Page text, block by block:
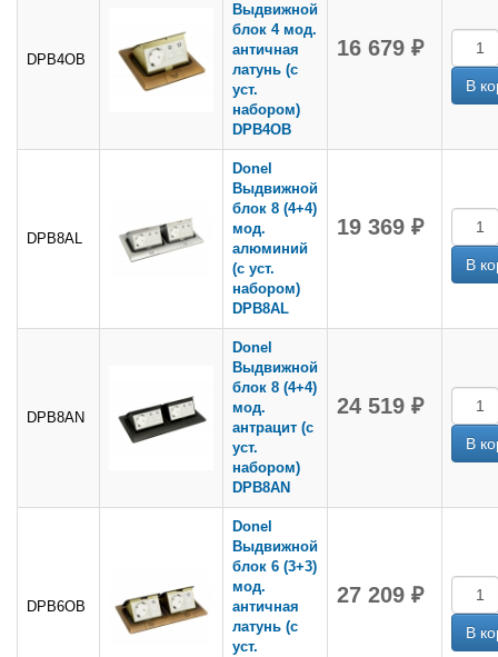
DPB4OB
Выдвижной
блок 4 мод.
античная
латунь (с
уст.
набором)
DPB4OB
16 679 ₽
DPB8AL
Donel
Выдвижной
блок 8 (4+4)
мод.
алюминий
(с уст.
набором)
DPB8AL
19 369 ₽
DPB8AN
Donel
Выдвижной
блок 8 (4+4)
мод.
антрацит (с
уст.
набором)
DPB8AN
24 519 ₽
DPB6OB
Donel
Выдвижной
блок 6 (3+3)
мод.
античная
латунь (с
уст.
27 209 ₽